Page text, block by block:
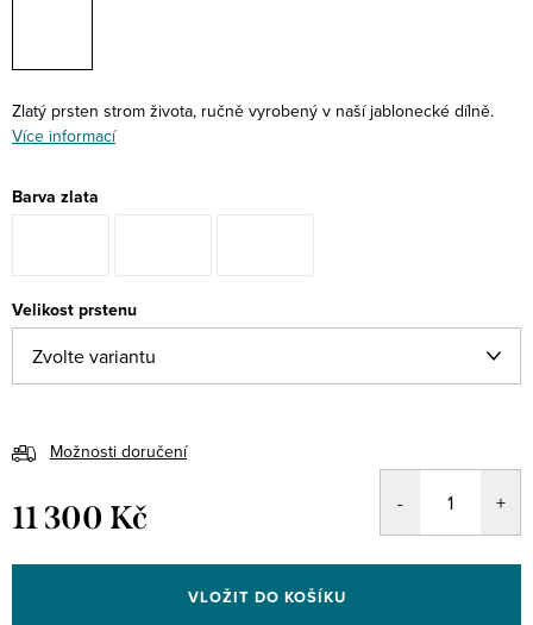
Zlatý prsten strom života, ručně vyrobený v naší jablonecké dílně.
Více informací
Barva zlata
Velikost prstenu
Možnosti doručení
11 300 Kč
cena:
VLOŽIT DO KOŠÍKU